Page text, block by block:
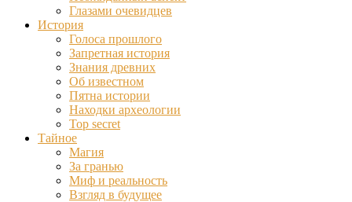
Глазами очевидцев
История
Голоса прошлого
Запретная история
Знания древних
Об известном
Пятна истории
Находки археологии
Top secret
Тайное
Магия
За гранью
Миф и реальность
Взгляд в будущее